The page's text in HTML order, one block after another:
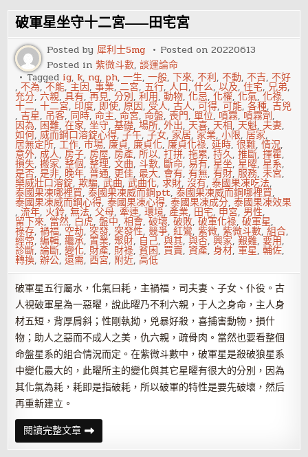
命
盤
中
的
小
限
破軍星坐守十二宮——田宅宮
Posted by犀利士5mg Posted on20220613
Posted in紫微斗數,談運論命
Tagged ig, k, ng, ph,一生,一般,下來,不利,不動,不吉,不好
,不為,不能,主因,事業,二宮,五行,人口,什么,以及,住宅, 兄弟,
充分,六親,具有,再見,分別,利用,動物,化忌,化權,化氣,化祿,
十二,十二宮, 印度, 即使,原因, 受人,古人,可得,可能,各種,吉兇
,吉星, 吊客, 同時,命主,命宮,命盤,喪門,單位, 噴霧, 噴霧劑,
因為, 困難,在家,坐守,基礎,場所,外出, 天喜, 天相, 天魁, 夫妻,
如何,威而鋼口溶錠心得,子午,子女, 家居, 家業,小限,居家,
居無定所,工作,市場,廉貞,廉貞化,廉貞化祿,延時,很難,情況,
意外,成人,房子,房屋,房產,所以,打拼,拖累,持久,推斷,揮霍,
損失,搬家,整個,整理,文曲,斗數, 斷命,易有, 星坐, 星曜, 星系,
是否,是非, 晚年,普通, 更佳,最大, 會有,有無,有財,服務,未宮,
樂威壯口溶錠,欺騙,武曲,武曲化,求財,沒有,泰國果凍吃法,
泰國果凍哪裡買,泰國果凍威而鋼ptt,泰國果凍威而鋼哪裡買,
泰國果凍威而鋼心得,泰國果凍心得,泰國果凍成分,泰國果凍效果
,流年, 火鈴,無法,父母,牽連,環境,產業, 田宅, 申宮, 男性,
留下來, 當然, 白虎,盤中,相會,破壞,破敗,破軍化祿,破軍星,
祿存,禍福, 空劫,突發,突發性,競爭,紅鸞,紫微,紫微斗數,組合,
經常,編輯,繼承, 置業,聚財, 自己,與其,與否,興家,艱難,要用,
診斷,論斷,變化, 財產, 財祿,貧困, 買賣,資產,身材,軍星,輔佐,
轉換,辦公,還需,酉宮, 附近,高低
破軍星五行屬水，化氣曰耗，主禍福，司夫妻、子女、仆役。古
人視破軍星為一惡曜，說此曜乃不利六親，于人之身命，主人身
材五短，背厚肩斜；性剛執拗，兇暴好殺，喜捕害動物，損什
物；助人之惡而不成人之美，仇六親，疏骨肉。當然也要看整個
命盤星系的組合情況而定。在紫微斗數中，破軍星是殺破狼星系
中變化最大的，此曜所主的變化與其它星曜有很大的分別，因為
其化氣為耗，耗即是指破耗，所以破軍的特性是要先破壞，然后
再重新建立。
閱讀完整文章破
軍
星